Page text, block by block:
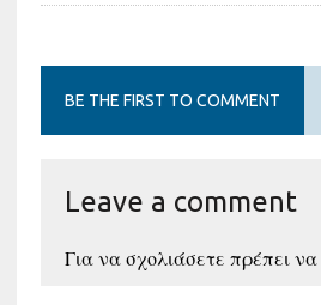
BE THE FIRST TO COMMENT
Leave a comment
Για να σχολιάσετε πρέπει να